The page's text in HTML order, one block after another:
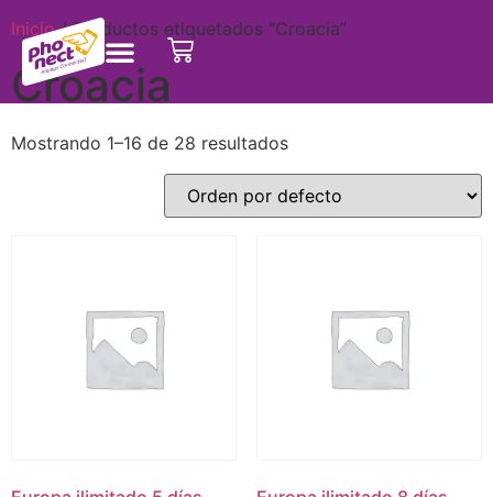
Inicio/ Productos etiquetados “Croacia”
Croacia
Mostrando 1–16 de 28 resultados